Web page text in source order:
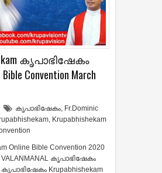
കൃപാഭിഷേകം
Convention March
കൃപാഭിഷേകം, Fr.Dominic
, Krupabhishekam
Online Bible Convention 2020
VALANMANAL കൃപാഭിഷേകം
കൃപാഭിഷേകം Krupabhishekam